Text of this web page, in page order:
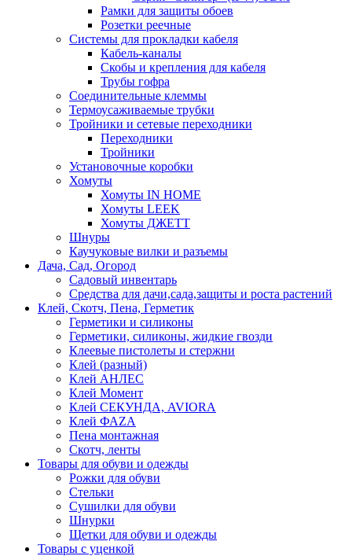
Рамки для защиты обоев
Розетки реечные
Системы для прокладки кабеля
Кабель-каналы
Скобы и крепления для кабеля
Трубы гофра
Соединительные клеммы
Термоусаживаемые трубки
Тройники и сетевые переходники
Переходники
Тройники
Установочные коробки
Хомуты
Хомуты IN HOME
Хомуты LEEK
Хомуты ДЖЕТТ
Шнуры
Каучуковые вилки и разъемы
Дача, Сад, Огород
Садовый инвентарь
Средства для дачи,сада,защиты и роста растений
Клей, Скотч, Пена, Герметик
Герметики и силиконы
Герметики, силиконы, жидкие гвозди
Клеевые пистолеты и стержни
Клей (разный)
Клей АНЛЕС
Клей Момент
Клей СЕКУНДА, AVIORA
Клей ФАZА
Пена монтажная
Скотч, ленты
Товары для обуви и одежды
Рожки для обуви
Стельки
Сушилки для обуви
Шнурки
Щетки для обуви и одежды
Товары с уценкой